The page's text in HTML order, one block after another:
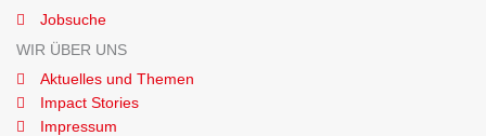
Jobsuche
WIR ÜBER UNS
Aktuelles und Themen
Impact Stories
Impressum